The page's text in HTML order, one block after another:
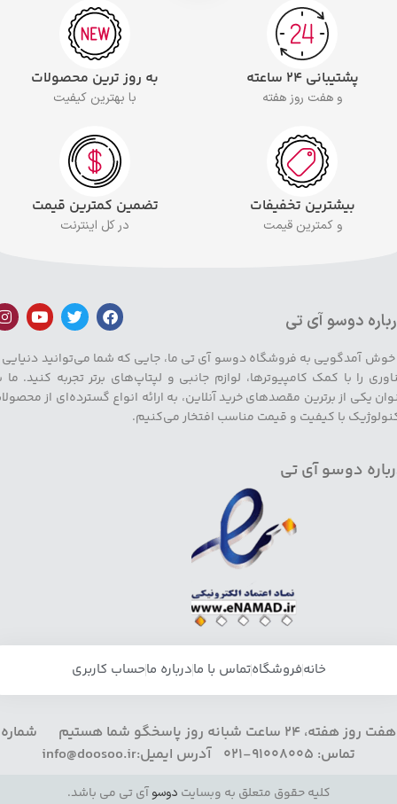
پشتیبانی ۲۴ ساعته
و هفت روز هفته
به روز ترین محصولات
با بهترین کیفیت
بیشترین تخفیفات
و کمترین قیمت
تضمین کمترین قیمت
در کل اینترنت
دوسو آی تی
خوش آمدگویی به فروشگاه دوسو آی تی ما، جایی که شما می‌توانید دنیایی
را با کمک کامپیوترها، لوازم جانبی و لپتاپ‌های برتر تجربه کنید. ما
یکی از برترین مقصدهای خرید آنلاین، به ارائه انواع گسترده‌ای از
با کیفیت و قیمت مناسب افتخار می‌کنیم.
دوسو آی تی
خانهفروشگاهتماس با مادرباره ماحساب کاربری
هفت روز هفته، 24 ساعت شبانه روز پاسخگو شما هستیم شماره
تماس: 91008005-021 آدرس ایمیل:info@doosoo.ir
کلیه حقوق متعلق به وبسایت دوسوآی تی می باشد.